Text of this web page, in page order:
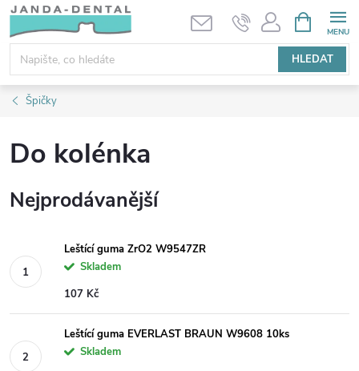
Přejít
obsah
HLEDAT
NÁKUPNÍ
KOŠÍK
Špičky
Do kolénka
Nejprodávanější
Leštící guma ZrO2 W9547ZR
Skladem
107 Kč
Leštící guma EVERLAST BRAUN W9608 10ks
Skladem